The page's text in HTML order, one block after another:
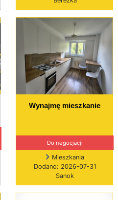
Wynajmę mieszkanie
Do negocjacji
Mieszkania
Dodano: 2026-07-31
Sanok